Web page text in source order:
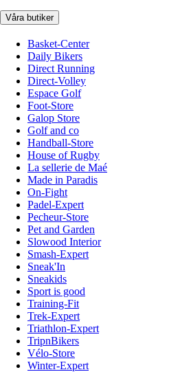
Våra butiker
Basket-Center
Daily Bikers
Direct Running
Direct-Volley
Espace Golf
Foot-Store
Galop Store
Golf and co
Handball-Store
House of Rugby
La sellerie de Maé
Made in Paradis
On-Fight
Padel-Expert
Pecheur-Store
Pet and Garden
Slowood Interior
Smash-Expert
Sneak'In
Sneakids
Sport is good
Training-Fit
Trek-Expert
Triathlon-Expert
TripnBikers
Vélo-Store
Winter-Expert